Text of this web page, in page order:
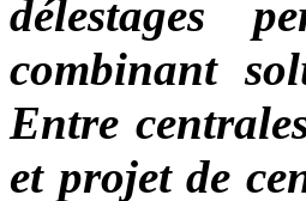
délestages
combinant
Entre
et projet de